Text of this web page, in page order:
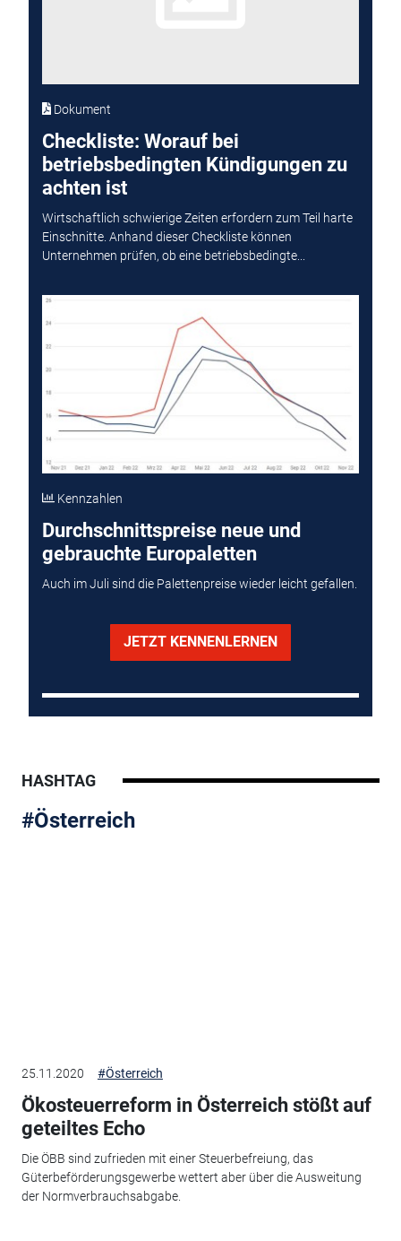
Dokument
Checkliste: Worauf bei
betriebsbedingten Kündigungen zu
achten ist
Wirtschaftlich schwierige Zeiten erfordern zum Teil harte
Einschnitte. Anhand dieser Checkliste können
Unternehmen prüfen, ob eine betriebsbedingte...
Kennzahlen
Durchschnittspreise neue und
gebrauchte Europaletten
Auch im Juli sind die Palettenpreise wieder leicht gefallen.
JETZT KENNENLERNEN
HASHTAG
#Österreich
25.11.2020 #Österreich
Ökosteuerreform in Österreich stößt auf
geteiltes Echo
Die ÖBB sind zufrieden mit einer Steuerbefreiung, das
Güterbeförderungsgewerbe wettert aber über die Ausweitung
der Normverbrauchsabgabe.